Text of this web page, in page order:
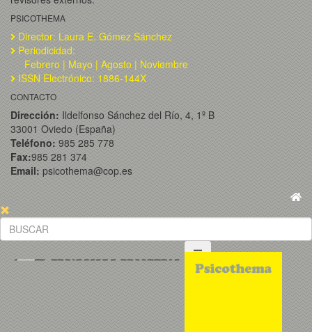
PSICOTHEMA
Director: Laura E. Gómez Sánchez
Periodicidad:
Febrero | Mayo | Agosto | Noviembre
ISSN Electrónico: 1886-144X
CONTACTO
Dirección: Ildelfonso Sánchez del Río, 4, 1º B
33001 Oviedo (España)
Teléfono: 985 285 778
Fax:985 281 374
Email: psicothema@cop.es